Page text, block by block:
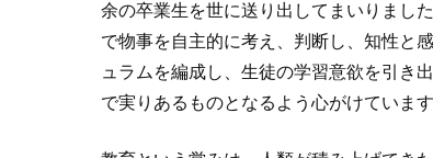
余の卒業生を世に送り出してまいりまし
で物事を自主的に考え、判断し、知性と
ュラムを編成し、生徒の学習意欲を引き
で実りあるものとなるよう心がけています